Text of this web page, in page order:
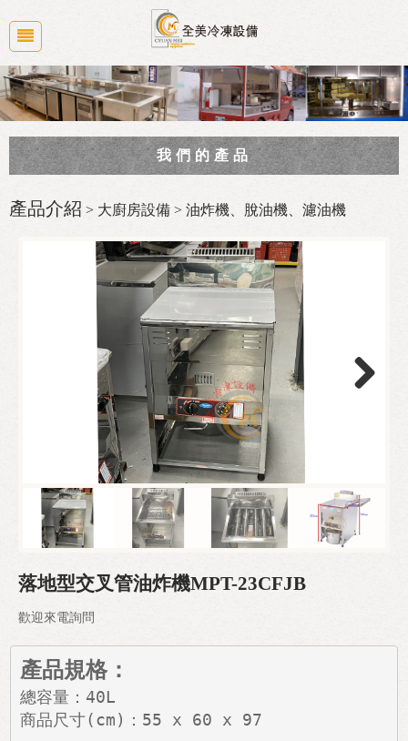
我們的產品
商業廚房規劃
冷凍冷藏冰箱系列
大廚房設備
白鐵水槽/工作台/桌子
電力式廚房設備
行動餐車設計
產品介紹 > 大廚房設備 > 油炸機、脫油機、濾油機
落地型交叉管油炸機MPT-23CFJB
歡迎來電詢問
產品規格：
總容量：40L
商品尺寸(cm)：55 x 60 x 97